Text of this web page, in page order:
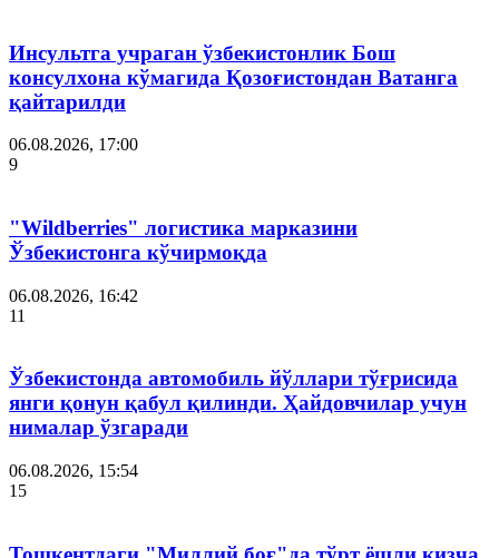
Инсультга учраган ўзбекистонлик Бош
консулхона кўмагида Қозоғистондан Ватанга
қайтарилди
06.08.2026, 17:00
9
"Wildberries" логистика марказини
Ўзбекистонга кўчирмоқда
06.08.2026, 16:42
11
Ўзбекистонда автомобиль йўллари тўғрисида
янги қонун қабул қилинди. Ҳайдовчилар учун
нималар ўзгаради
06.08.2026, 15:54
15